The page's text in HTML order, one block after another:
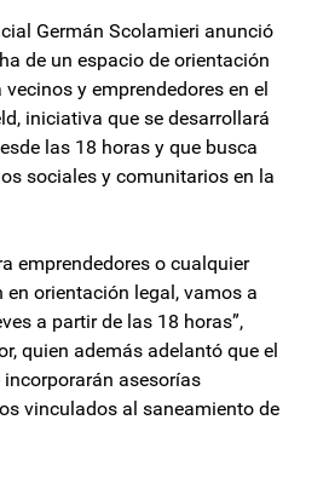
Germán Scolamieri anunció
de un espacio de orientación
y emprendedores en el
iniciativa que se desarrollará
las 18 horas y que busca
sociales y comunitarios en la
emprendedores o cualquier
en orientación legal, vamos a
a partir de las 18 horas”,
quien además adelantó que el
asesorías
vinculados al saneamiento de